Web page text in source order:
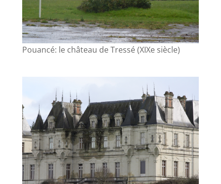
Pouancé: le château de Tressé (XIXe siècle)